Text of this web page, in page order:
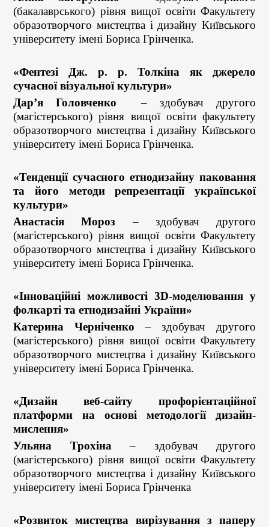
(бакалаврського) рівня вищої освіти Факультету
образотворчого мистецтва і дизайну Київського
університету імені Бориса Грінченка.
«Фентезі Дж. р. р. Толкіна як джерело
сучасної візуальної культури»
Дар’я Головченко – здобувач другого
(магістерського) рівня вищої освіти факультету
образотворчого мистецтва і дизайну Київського
університету імені Бориса Грінченка.
«Тенденції сучасного етнодизайну паковання
та його методи репрезентації української
культури»
Анастасія Мороз – здобувач другого
(магістерського) рівня вищої освіти Факультету
образотворчого мистецтва і дизайну Київського
університету імені Бориса Грінченка.
«Інноваційні можливості 3D-моделювання у
фолкарті та етнодизайні України»
Катерина Черніченко – здобувач другого
(магістерського) рівня вищої освіти Факультету
образотворчого мистецтва і дизайну Київського
університету імені Бориса Грінченка.
«Дизайн веб-сайту профорієнтаційної
платформи на основі методології дизайн-
мислення»
Ульяна Трохіна – здобувач другого
(магістерського) рівня вищої освіти Факультету
образотворчого мистецтва і дизайну Київського
університету імені Бориса Грінченка
«Розвиток мистецтва вирізування з паперу